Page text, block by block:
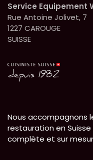
Service Equipement
Rue Antoine Jolivet, 7
1227 CAROUGE
SUISSE
Nous accompagnons
restauration en
complète et sur